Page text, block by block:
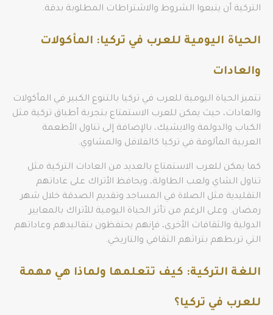
التركية أن يتبعوا الشروط والاشتراطات المطلوبة بدقة.
الحياة اليومية للعرب في تركيا: المأكولات
والعادات
تتميز الحياة اليومية للعرب في تركيا بالتنوع الكبير في المأكولات
والعادات، حيث يمكن للعرب الاستمتاع بتجربة أطباق تركية مثل
الكباب والدولمة والايشيك، بالإضافة إلى تناول الأطعمة
العربية المألوفة في تركيا كالفلافل والمشاوي.
كما يمكن للعرب الاستمتاع بالعديد من العادات التركية مثل
تناول الشاي ولعب الطاولة، ويحافظ الأتراك على عاداتهم
التقليدية مثل الصلاة في المساجد وتقديم الصدقة خلال شهر
رمضان. وعلى الرغم من تأثر الحياة اليومية للأتراك بالمعايير
الدولية والثقافات الأخرى، فإنهم يحتفظون بتقاليدهم وعاداتهم
التي تربطهم بتراثهم الثقافي والتاريخي.
اللغة التركية: كيف تتعلمها ولماذا هي مهمة
للعرب في تركيا؟